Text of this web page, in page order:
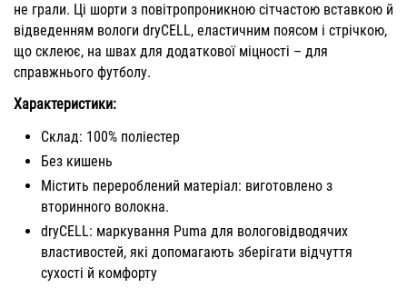
не грали. Ці шорти з повітропроникною сітчастою вставкою й
відведенням вологи dryCELL, еластичним поясом і стрічкою,
що склеює, на швах для додаткової міцності – для
справжнього футболу.
Характеристики:
Склад: 100% поліестер
Без кишень
Містить перероблений матеріал: виготовлено з
вторинного волокна.
dryCELL: маркування Puma для вологовідводячих
властивостей, які допомагають зберігати відчуття
сухості й комфорту